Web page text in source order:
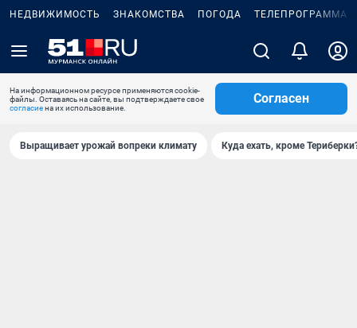
НЕДВИЖИМОСТЬ ЗНАКОМСТВА ПОГОДА ТЕЛЕПРОГРАММА
На информационном ресурсе применяются cookie-
файлы. Оставаясь на сайте, вы подтверждаете свое
согласиена их использование.
Согласен
Выращивает урожай вопреки климату Куда ехать, кроме